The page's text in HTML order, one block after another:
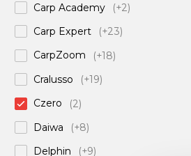
Carp Academy
(+2)
Carp Expert
(+23)
CarpZoom
(+18)
Cralusso
(+19)
Czero
(2)
Daiwa
(+8)
Delphin
(+9)